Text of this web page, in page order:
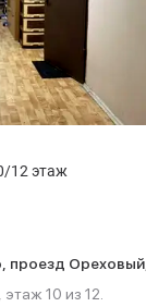
12 этаж
проезд Ореховый,
этаж 10 из 12.